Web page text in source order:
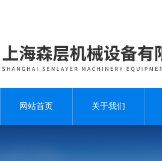
网站首页 关于我们